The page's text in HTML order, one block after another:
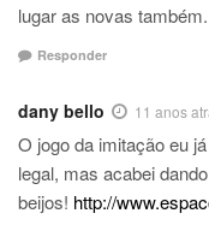
lugar as novas
Responder
dany bello 11 anos
O jogo da imitação eu
legal, mas acabei
beijos! http://